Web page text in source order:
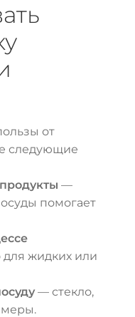
от
следующие
—
помогает
жидких или
— стекло,